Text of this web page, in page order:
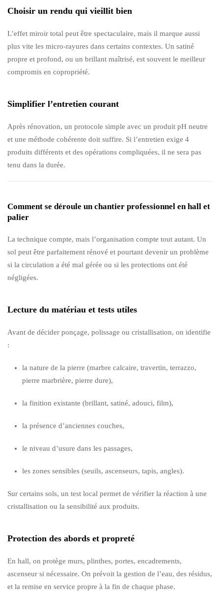
Choisir un rendu qui vieillit bien
L’effet miroir total peut être spectaculaire, mais il marque aussi
plus vite les micro-rayures dans certains contextes. Un satiné
propre et profond, ou un brillant maîtrisé, est souvent le meilleur
compromis en copropriété.
Simplifier l’entretien courant
Après rénovation, un protocole simple avec un produit pH neutre
et une méthode cohérente doit suffire. Si l’entretien exige 4
produits différents et des opérations compliquées, il ne sera pas
tenu dans la durée.
Comment se déroule un chantier professionnel en hall et
palier
La technique compte, mais l’organisation compte tout autant. Un
sol peut être parfaitement rénové et pourtant devenir un problème
si la circulation a été mal gérée ou si les protections ont été
négligées.
Lecture du matériau et tests utiles
Avant de décider ponçage, polissage ou cristallisation, on identifie
:
la nature de la pierre (marbre calcaire, travertin, terrazzo,
pierre marbrière, pierre dure),
la finition existante (brillant, satiné, adouci, film),
la présence d’anciennes couches,
le niveau d’usure dans les passages,
les zones sensibles (seuils, ascenseurs, tapis, angles).
Sur certains sols, un test local permet de vérifier la réaction à une
cristallisation ou la sensibilité aux produits.
Protection des abords et propreté
En hall, on protège murs, plinthes, portes, encadrements,
ascenseur si nécessaire. On prévoit la gestion de l’eau, des résidus,
et la remise en service propre à la fin de chaque phase.